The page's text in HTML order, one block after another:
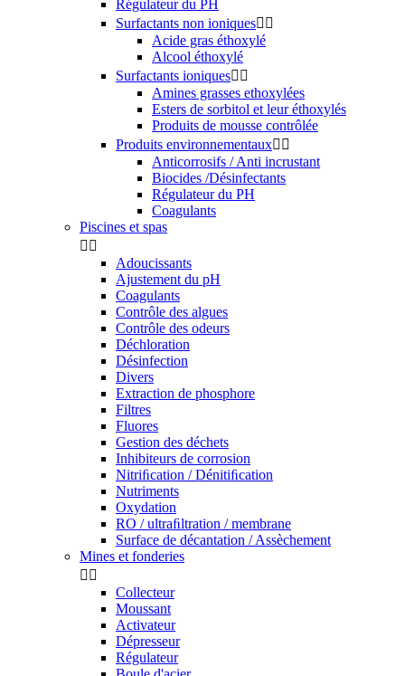
Régulateur du PH
Surfactants non ioniques 
Acide gras éthoxylé
Alcool éthoxylé
Surfactants ioniques 
Amines grasses ethoxylées
Esters de sorbitol et leur éthoxylés
Produits de mousse contrôlée
Produits environnementaux 
Anticorrosifs / Anti incrustant
Biocides /Désinfectants
Régulateur du PH
Coagulants
Piscines et spas
 
Adoucissants
Ajustement du pH
Coagulants
Contrôle des algues
Contrôle des odeurs
Déchloration
Désinfection
Divers
Extraction de phosphore
Filtres
Fluores
Gestion des déchets
Inhibiteurs de corrosion
Nitriﬁcation / Dénitiﬁcation
Nutriments
Oxydation
RO / ultraﬁltration / membrane
Surface de décantation / Assèchement
Mines et fonderies
 
Collecteur
Moussant
Activateur
Dépresseur
Régulateur